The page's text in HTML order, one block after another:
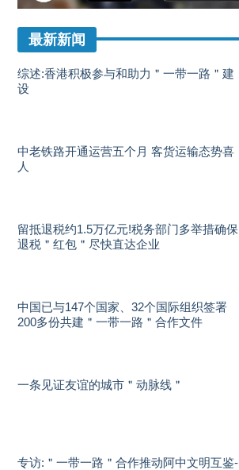
最新新闻
综述:香港积极参与和助力＂一带一路＂建
设
中老铁路开通运营五个月 客货运输态势喜
人
留抵退税约1.5万亿元!税务部门多举措确保
退税＂红包＂尽快直达企业
中国已与147个国家、32个国际组织签署
200多份共建＂一带一路＂合作文件
一条见证友谊的城市＂动脉线＂
专访:＂一带一路＂合作推动阿中文明互鉴-